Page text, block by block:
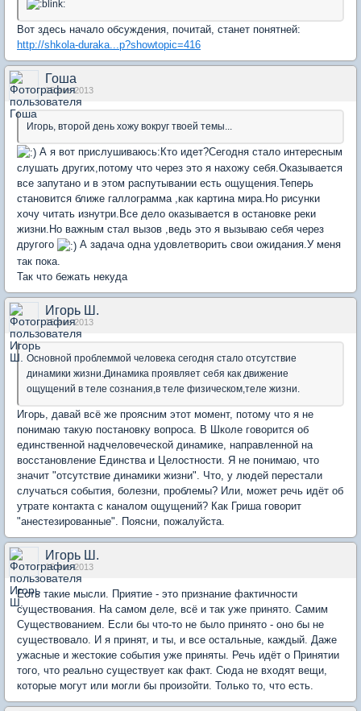
Вот здесь начало обсуждения, почитай, станет понятней:
http://shkola-duraka...p?showtopic=416
Гоша
15 янв 2013
Игорь, второй день хожу вокруг твоей темы...
А я вот прислушиваюсь:Кто идет?Сегодня стало интересным
слушать других,потому что через это я нахожу себя.Оказывается
все запутано и в этом распутывании есть ощущения.Теперь
становится ближе галлограмма ,как картина мира.Но рисунки
хочу читать изнутри.Все дело оказывается в остановке реки
жизни.Но важным стал вызов ,ведь это я вызываю себя через
другого
А задача одна удовлетворить свои ожидания.У меня
так пока.
Так что бежать некуда
Игорь Ш.
15 янв 2013
Основной проблеммой человека сегодня стало отсутствие
динамики жизни.Динамика проявляет себя как движение
ощущений в теле сознания,в теле физическом,теле жизни.
Игорь, давай всё же проясним этот момент, потому что я не
понимаю такую постановку вопроса. В Школе говорится об
единственной надчеловеческой динамике, направленной на
восстановление Единства и Целостности. Я не понимаю, что
значит "отсутствие динамики жизни". Что, у людей перестали
случаться события, болезни, проблемы? Или, может речь идёт об
утрате контакта с каналом ощущений? Как Гриша говорит
"анестезированные". Поясни, пожалуйста.
Игорь Ш.
15 янв 2013
Есть такие мысли. Приятие - это признание фактичности
существования. На самом деле, всё и так уже принято. Самим
Существованием. Если бы что-то не было принято - оно бы не
существовало. И я принят, и ты, и все остальные, каждый. Даже
ужасные и жестокие события уже приняты. Речь идёт о Принятии
того, что реально существует как факт. Сюда не входят вещи,
которые могут или могли бы произойти. Только то, что есть.